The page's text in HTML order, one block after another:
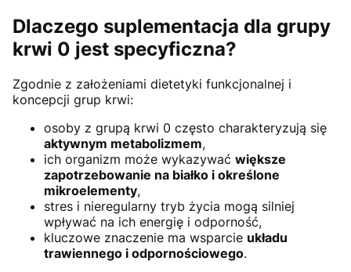
Dlaczego suplementacja dla grupy
krwi 0 jest specyficzna?
Zgodnie z założeniami dietetyki funkcjonalnej i
koncepcji grup krwi:
osoby z grupą krwi 0 często charakteryzują się
aktywnym metabolizmem,
ich organizm może wykazywać większe
zapotrzebowanie na białko i określone
mikroelementy,
stres i nieregularny tryb życia mogą silniej
wpływać na ich energię i odporność,
kluczowe znaczenie ma wsparcie układu
trawiennego i odpornościowego.